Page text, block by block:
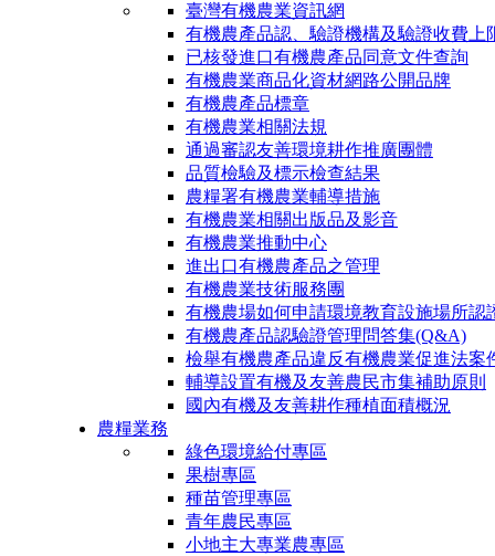
臺灣有機農業資訊網
有機農產品認、驗證機構及驗證收費上
已核發進口有機農產品同意文件查詢
有機農業商品化資材網路公開品牌
有機農產品標章
有機農業相關法規
通過審認友善環境耕作推廣團體
品質檢驗及標示檢查結果
農糧署有機農業輔導措施
有機農業相關出版品及影音
有機農業推動中心
進出口有機農產品之管理
有機農業技術服務團
有機農場如何申請環境教育設施場所認
有機農產品認驗證管理問答集(Q&A)
檢舉有機農產品違反有機農業促進法案
輔導設置有機及友善農民市集補助原則
國內有機及友善耕作種植面積概況
農糧業務
綠色環境給付專區
果樹專區
種苗管理專區
青年農民專區
小地主大專業農專區